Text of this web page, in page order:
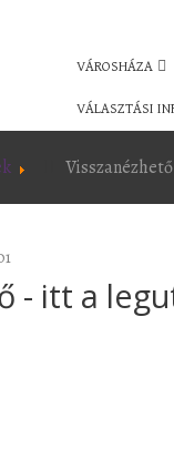
VÁROSHÁZA
VÁLASZTÁSI
- itt a